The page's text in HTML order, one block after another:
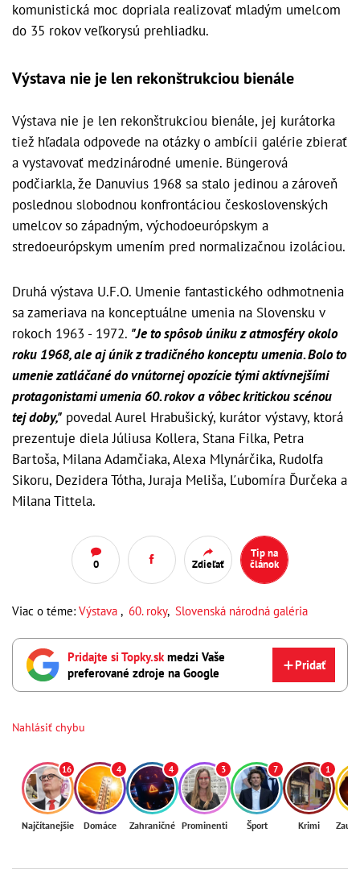
komunistická moc dopriala realizovať mladým umelcom
do 35 rokov veľkorysú prehliadku.
Výstava nie je len rekonštrukciou bienále
Výstava nie je len rekonštrukciou bienále, jej kurátorka
tiež hľadala odpovede na otázky o ambícii galérie zbierať
a vystavovať medzinárodné umenie. Büngerová
podčiarkla, že Danuvius 1968 sa stalo jedinou a zároveň
poslednou slobodnou konfrontáciou československých
umelcov so západným, východoeurópskym a
stredoeurópskym umením pred normalizačnou izoláciou.
Druhá výstava U.F.O. Umenie fantastického odhmotnenia
sa zameriava na konceptuálne umenia na Slovensku v
rokoch 1963 - 1972. "Je to spôsob úniku z atmosféry okolo
roku 1968, ale aj únik z tradičného konceptu umenia. Bolo to
umenie zatláčané do vnútornej opozície tými aktívnejšími
protagonistami umenia 60. rokov a vôbec kritickou scénou
tej doby," povedal Aurel Hrabušický, kurátor výstavy, ktorá
prezentuje diela Júliusa Kollera, Stana Filka, Petra
Bartoša, Milana Adamčiaka, Alexa Mlynárčika, Rudolfa
Sikoru, Dezidera Tótha, Juraja Meliša, Ľubomíra Ďurčeka a
Milana Tittela.
0 Zdieľať
Tip na
článok
Viac o téme: Výstava , 60. roky, Slovenská národná galéria
Pridajte si Topky.sk medzi Vaše
preferované zdroje na Google
Pridať
Nahlásiť chybu
16
Najčítanejšie
4
Domáce
4
Zahraničné
3
Prominenti
7
Šport
1
Krimi